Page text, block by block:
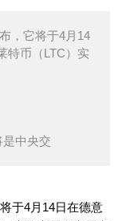
，它将于4月14
特币（LTC）实
是中央交
于4月14日在德意